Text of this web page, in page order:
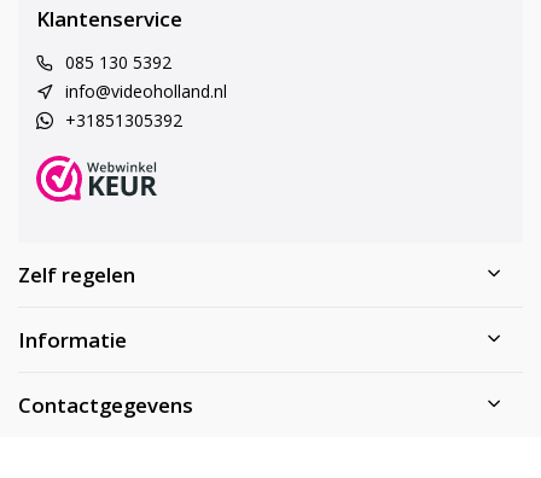
Klantenservice
085 130 5392
info@videoholland.nl
+31851305392
Zelf regelen
Informatie
Contactgegevens